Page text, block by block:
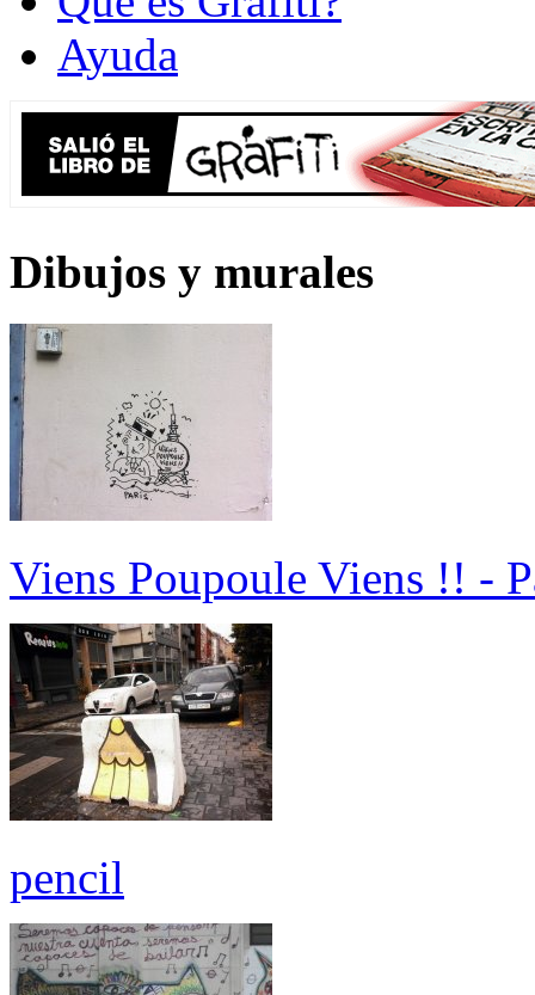
Ayuda
Dibujos y murales
Viens Poupoule Viens !! -
pencil